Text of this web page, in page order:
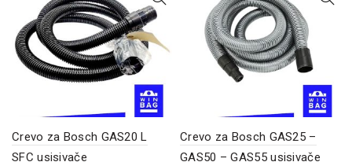
Crevo za Bosch GAS20 L
SFC usisivače
Crevo za Bosch GAS25 –
GAS50 – GAS55 usisivače